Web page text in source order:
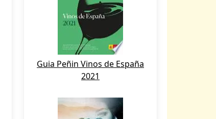
Guia Peñin Vinos de España
2021